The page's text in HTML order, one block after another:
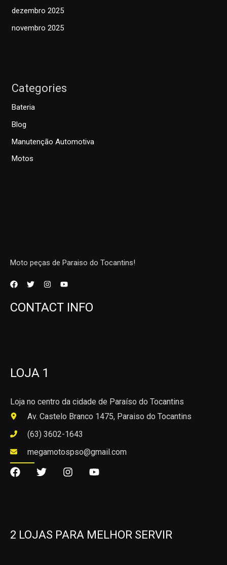
dezembro 2025
novembro 2025
Categories
Bateria
Blog
Manutenção Automotiva
Motos
Moto peças de Paraiso do Tocantins!
CONTACT INFO
LOJA 1
Loja no centro da cidade de Paraíso do Tocantins
Av. Castelo Branco 1475, Paraiso do Tocantins
(63) 3602-1643
megamotospso@gmail.com
2 LOJAS PARA MELHOR SERVIR